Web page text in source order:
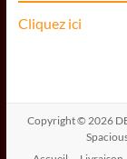
Cliquez ici
Copyright © 2026